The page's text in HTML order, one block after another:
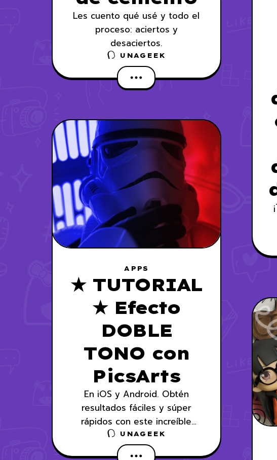
Les cuento qué usé y todo el
proceso: aciertos y
desaciertos.
UNAGEEK
APPS
★ TUTORIAL
★ Efecto
DOBLE
TONO con
PicsArts
En iOS y Android. Obtén
resultados fáciles y súper
rápidos con este increíble
efecto.
UNAGEEK